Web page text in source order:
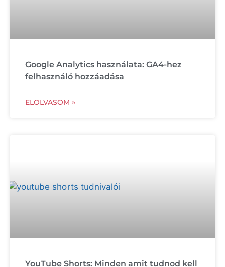
Google Analytics használata: GA4-hez
felhasználó hozzáadása
ELOLVASOM »
YouTube Shorts: Minden amit tudnod kell